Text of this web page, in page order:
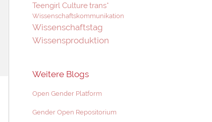
Teengirl Culturetrans*
Wissenschaftskommunikation
Wissenschaftstag
Wissensproduktion
Weitere Blogs
Open Gender Platform
Gender Open Repositorium